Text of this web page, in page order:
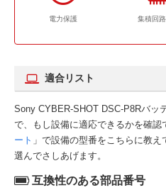
電力保護 集積回
適合リスト
Sony CYBER-SHOT DSC-P8Rバッ
で、もし設備に適応できるかを確認
ート 」で設備の型番をこちらに教
選んでさしあげます。
互換性のある部品番号